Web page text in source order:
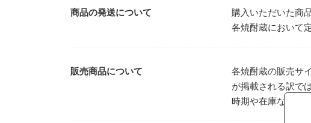
商品の発送について
購入いただいた商
各焼酎蔵において
販売商品について
各焼酎蔵の販売サ
が掲載される訳で
時期や在庫などに